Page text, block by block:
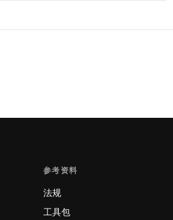
参考资料
法规
工具包